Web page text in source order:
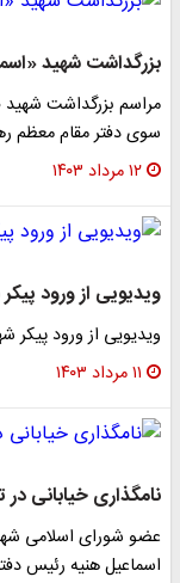
بزرگداشت شهید
مراسم بزرگداشت
سوی دفتر مقام معظم
۱۲ مرداد ۱۴۰۳
ویدیویی از ورود
ویدیویی از ورود پیکر
۱۱ مرداد ۱۴۰۳
نامگذاری خیابانی
عضو شورای اسلامی
اسماعیل هنیه رئیس